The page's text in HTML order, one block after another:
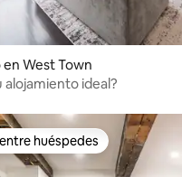
West Town
alojamiento ideal?
en Favorito entre huéspedes
huéspedes